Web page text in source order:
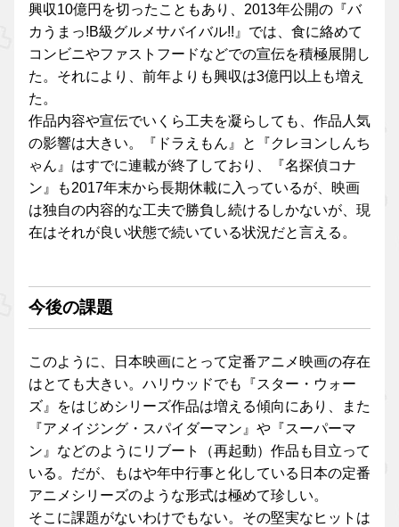
興収10億円を切ったこともあり、2013年公開の『バ
カうまっ!B級グルメサバイバル!!』では、食に絡めて
コンビニやファストフードなどでの宣伝を積極展開し
た。それにより、前年よりも興収は3億円以上も増え
た。
作品内容や宣伝でいくら工夫を凝らしても、作品人気
の影響は大きい。『ドラえもん』と『クレヨンしんち
ゃん』はすでに連載が終了しており、『名探偵コナ
ン』も2017年末から長期休載に入っているが、映画
は独自の内容的な工夫で勝負し続けるしかないが、現
在はそれが良い状態で続いている状況だと言える。
今後の課題
このように、日本映画にとって定番アニメ映画の存在
はとても大きい。ハリウッドでも『スター・ウォー
ズ』をはじめシリーズ作品は増える傾向にあり、また
『アメイジング・スパイダーマン』や『スーパーマ
ン』などのようにリブート（再起動）作品も目立って
いる。だが、もはや年中行事と化している日本の定番
アニメシリーズのような形式は極めて珍しい。
そこに課題がないわけでもない。その堅実なヒットは